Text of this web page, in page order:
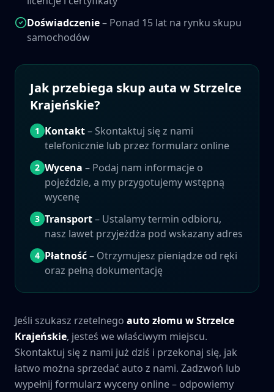
Doświadczenie– Ponad 15 lat na rynku skupu
samochodów
Jak przebiega skup auta w Strzelce
Krajeńskie?
1 Kontakt– Skontaktuj się z nami
telefonicznie lub przez formularz online
2 Wycena – Podaj nam informacje o
pojeździe, a my przygotujemy wstępną
wycenę
3 Transport– Ustalamy termin odbioru,
nasz lawet przyjeżdża pod wskazany adres
4 Płatność– Otrzymujesz pieniądze od ręki
oraz pełną dokumentację
Jeśli szukasz rzetelnego auto złomu wStrzelce
Krajeńskie, jesteś we właściwym miejscu.
Skontaktuj się z nami już dziś i przekonaj się, jak
łatwo można sprzedać auto z nami. Zadzwoń lub
wypełnij formularz wyceny online – odpowiemy